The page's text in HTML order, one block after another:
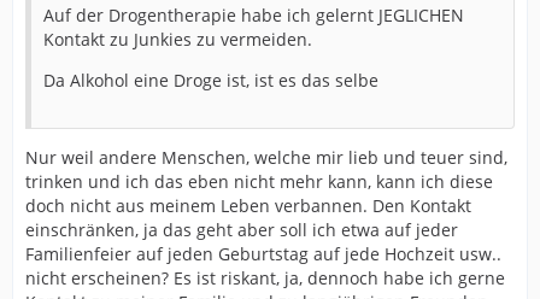
Auf der Drogentherapie habe ich gelernt JEGLICHEN
Kontakt zu Junkies zu vermeiden.
Da Alkohol eine Droge ist, ist es das selbe
Nur weil andere Menschen, welche mir lieb und teuer sind,
trinken und ich das eben nicht mehr kann, kann ich diese
doch nicht aus meinem Leben verbannen. Den Kontakt
einschränken, ja das geht aber soll ich etwa auf jeder
Familienfeier auf jeden Geburtstag auf jede Hochzeit usw..
nicht erscheinen? Es ist riskant, ja, dennoch habe ich gerne